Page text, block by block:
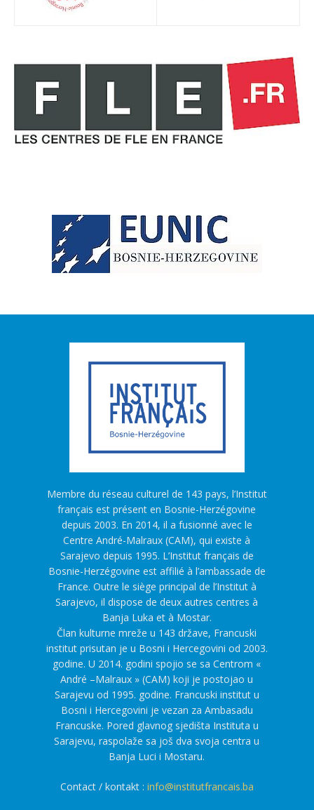
Membre du réseau culturel de 143 pays, l’Institut
français est présent en Bosnie-Herzégovine
depuis 2003. En 2014, il a fusionné avec le
Centre André-Malraux (CAM), qui existe à
Sarajevo depuis 1995. L’Institut français de
Bosnie-Herzégovine est affilié à l’ambassade de
France. Outre le siège principal de l’Institut à
Sarajevo, il dispose de deux autres centres à
Banja Luka et à Mostar.
Član kulturne mreže u 143 države, Francuski
institut prisutan je u Bosni i Hercegovini od 2003.
godine. U 2014. godini spojio se sa Centrom «
André –Malraux » (CAM) koji je postojao u
Sarajevu od 1995. godine. Francuski institut u
Bosni i Hercegovini je vezan za Ambasadu
Francuske. Pored glavnog sjedišta Instituta u
Sarajevu, raspolaže sa još dva svoja centra u
Banja Luci i Mostaru.
Contact / kontakt : info@institutfrancais.ba